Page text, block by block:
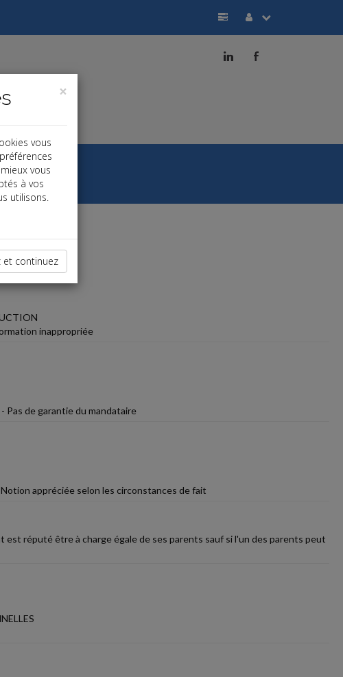
b
j
inappropriée
Pas de garantie du mandataire
appréciée selon les circonstances de fait
est réputé être à charge égale de ses parents sauf si l'un des parents peut
×
vous
vous
à vos
utilisons.
et continuez